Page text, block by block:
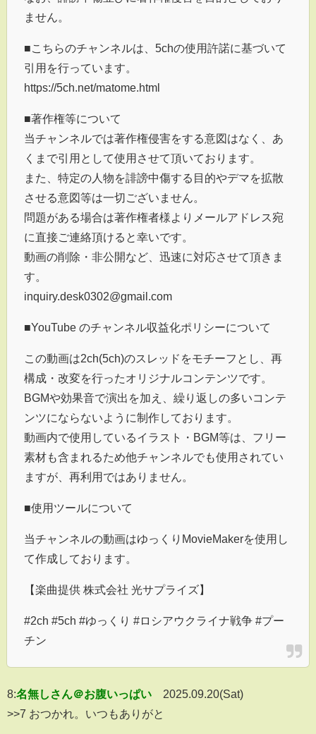
ません。
■こちらのチャンネルは、5chの使用許諾に基づいて
引用を行っています。
https://5ch.net/matome.html
■著作権等について
当チャンネルでは著作権侵害をする意図はなく、あ
くまで引用として使用させて頂いております。
また、特定の人物を誹謗中傷する目的やデマを拡散
させる意図等は一切ございません。
問題がある場合は著作権者様よりメールアドレス宛
に直接ご連絡頂けると幸いです。
動画の削除・非公開など、迅速に対応させて頂きま
す。
inquiry.desk0302@gmail.com
■YouTube のチャンネル収益化ポリシーについて
この動画は2ch(5ch)のスレッドをモチーフとし、再
構成・改変を行ったオリジナルコンテンツです。
BGMや効果音で演出を加え、繰り返しの多いコンテ
ンツにならないように制作しております。
動画内で使用しているイラスト・BGM等は、フリー
素材も含まれるため他チャンネルでも使用されてい
ますが、再利用ではありません。
■使用ツールについて
当チャンネルの動画はゆっくりMovieMakerを使用し
て作成しております。
【楽曲提供 株式会社 光サプライズ】
#2ch #5ch #ゆっくり #ロシアウクライナ戦争 #プー
チン
8:名無しさん＠お腹いっぱい
2025.09.20(Sat)
>>7 おつかれ。いつもありがと